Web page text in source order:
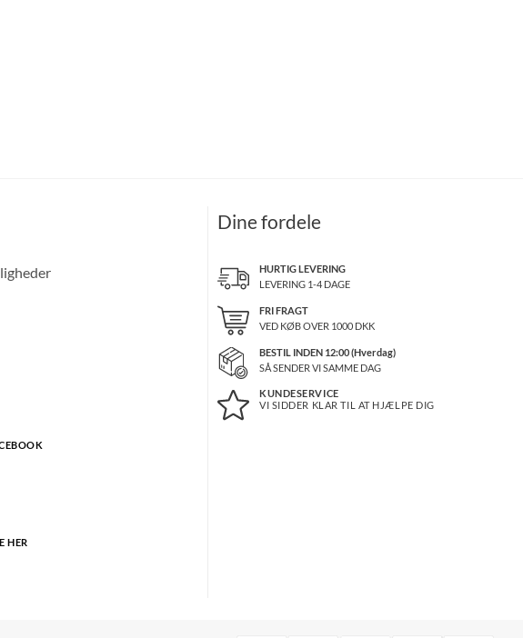
HER
Dine fordele
HURTIG LEVERING
LEVERING 1-4 DAGE
FRI FRAGT
VED KØB OVER 1000DKK
BESTIL INDEN 12:00 (Hverdag)
SÅ SENDER VI SAMME DAG
KUNDESERVICE
VI SIDDER KLAR TIL AT HJÆLPE DIG